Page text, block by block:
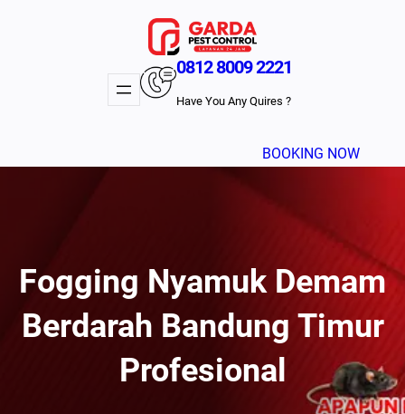
0812 8009 2221
Have You Any Quires ?
BOOKING NOW
Fogging Nyamuk Demam
Berdarah Bandung Timur
Profesional